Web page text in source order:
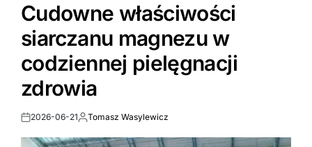
Cudowne właściwości
siarczanu magnezu w
codziennej pielęgnacji
zdrowia
Post2026-06-21By:Tomasz Wasylewicz